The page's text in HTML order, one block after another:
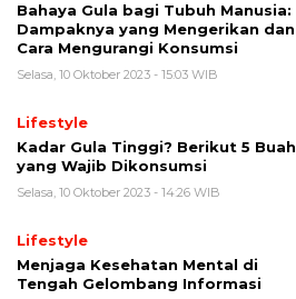
Bahaya Gula bagi Tubuh Manusia:
Dampaknya yang Mengerikan dan
Cara Mengurangi Konsumsi
Selasa, 10 Oktober 2023 - 15:03 WIB
Lifestyle
Kadar Gula Tinggi? Berikut 5 Buah
yang Wajib Dikonsumsi
Selasa, 10 Oktober 2023 - 14:26 WIB
Lifestyle
Menjaga Kesehatan Mental di
Tengah Gelombang Informasi